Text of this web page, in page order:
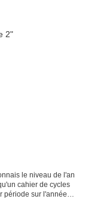
le niveau de l'an
cahier de cycles
période sur l'année.